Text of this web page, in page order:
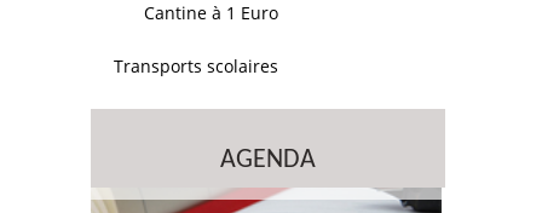
Cantine à 1 Euro
Transports scolaires
AGENDA